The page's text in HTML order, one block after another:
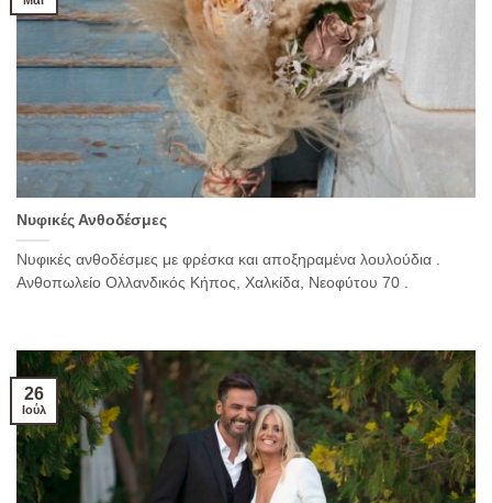
Νυφικές Ανθοδέσμες
Νυφικές ανθοδέσμες με φρέσκα και αποξηραμένα λουλούδια .
Ανθοπωλείο Ολλανδικός Κήπος, Χαλκίδα, Νεοφύτου 70 .
26
Ιούλ